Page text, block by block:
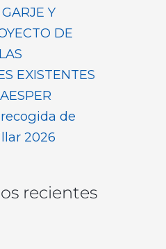
Y
DE
EXISTENTES
de
2026
recientes